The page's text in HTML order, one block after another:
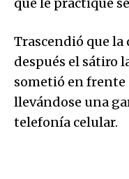
que le practique
Trascendió que
después el sátiro
sometió en frente
llevándose una
telefonía celular.